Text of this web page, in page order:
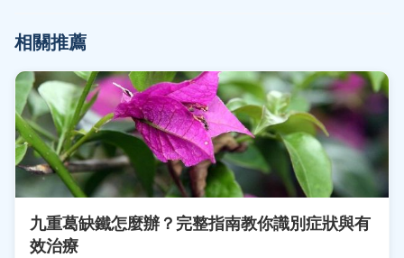
相關推薦
九重葛缺鐵怎麼辦？完整指南教你識別症狀與有
效治療